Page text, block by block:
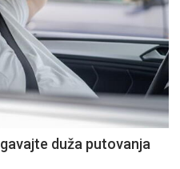
duža putovanja